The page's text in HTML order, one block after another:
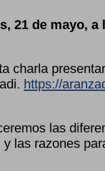
21 de mayo, a
charla
https://
las
y las razones